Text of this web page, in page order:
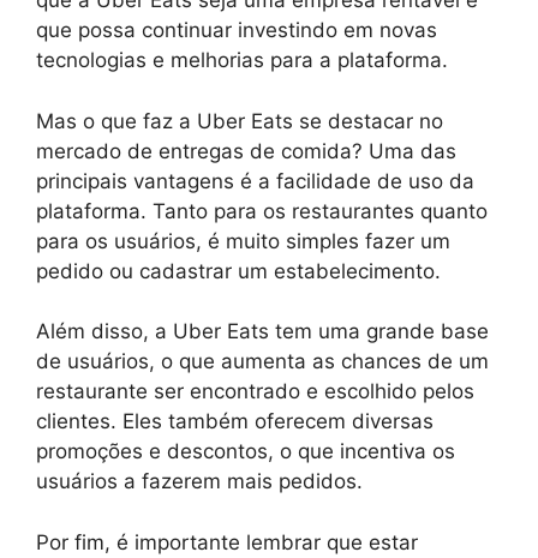
que possa continuar investindo em novas
tecnologias e melhorias para a plataforma.
Mas o que faz a Uber Eats se destacar no
mercado de entregas de comida? Uma das
principais vantagens é a facilidade de uso da
plataforma. Tanto para os restaurantes quanto
para os usuários, é muito simples fazer um
pedido ou cadastrar um estabelecimento.
Além disso, a Uber Eats tem uma grande base
de usuários, o que aumenta as chances de um
restaurante ser encontrado e escolhido pelos
clientes. Eles também oferecem diversas
promoções e descontos, o que incentiva os
usuários a fazerem mais pedidos.
Por fim, é importante lembrar que estar